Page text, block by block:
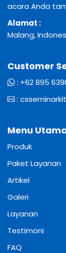
acara Anda
Alamat :
Malang,
Customer
: +62 895
:
Menu
Produk
Paket Layanan
Artikel
Galeri
Layanan
Testimoni
FAQ